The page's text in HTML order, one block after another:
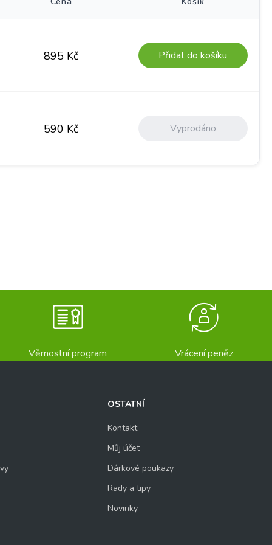
895 Kč Přidat do košíku
590 Kč Vyprodáno
Věrnostní program Vrácení peněz
OSTATNÍ
Kontakt
Můj účet
Dárkové poukazy
Rady a tipy
Novinky